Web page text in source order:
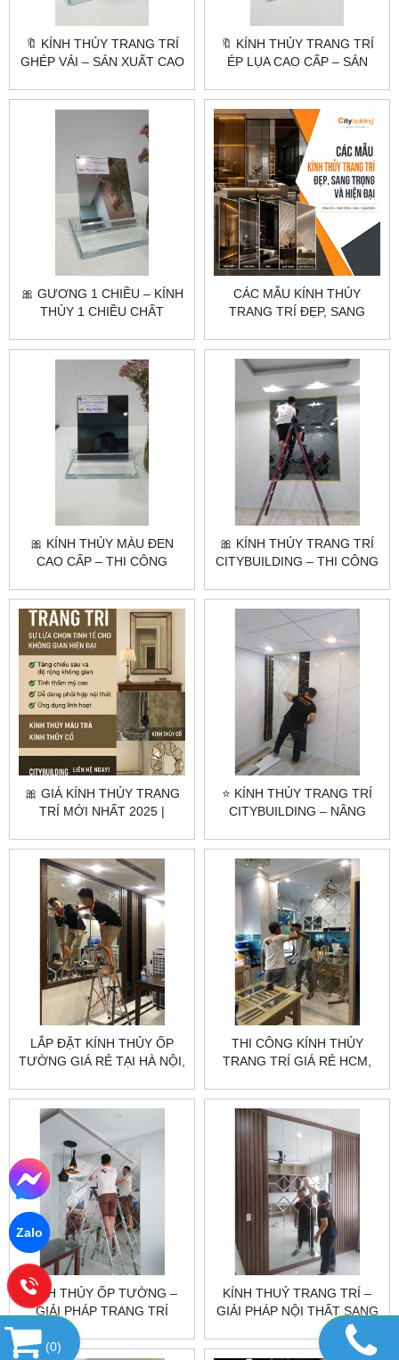
🔖 KÍNH THỦY TRANG TRÍ
GHÉP VẢI – SẢN XUẤT CAO
CITYBUILDING
🔖 KÍNH THỦY TRANG TRÍ
ÉP LỤA CAO CẤP – SẢN
CITYBUILDING
🎀 GƯƠNG 1 CHIỀU – KÍNH
THỦY 1 CHIỀU CHẤT
CITYBUILDING
CÁC MẪU KÍNH THỦY
TRANG TRÍ ĐẸP, SANG
🎀 KÍNH THỦY MÀU ĐEN
CAO CẤP – THI CÔNG
CITYBUILDING
🎀 KÍNH THỦY TRANG TRÍ
CITYBUILDING – THI CÔNG
XƯỞNG
🎀 GIÁ KÍNH THỦY TRANG
TRÍ MỚI NHẤT 2025 |
NHANH
⭐ KÍNH THỦY TRANG TRÍ
CITYBUILDING – NÂNG
TRỌNG ⭐
LẮP ĐẶT KÍNH THỦY ỐP
TƯỜNG GIÁ RẺ TẠI HÀ NỘI,
THI CÔNG KÍNH THỦY
TRANG TRÍ GIÁ RẺ HCM,
KÍNH THỦY ỐP TƯỜNG –
GIẢI PHÁP TRANG TRÍ
SANG TRỌNG CHO KHÔNG
GIAN
KÍNH THUỶ TRANG TRÍ –
GIẢI PHÁP NỘI THẤT SANG
TRỌNG VÀ HIỆN ĐẠI
(0)
Zalo